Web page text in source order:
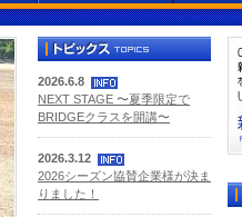
2026.6.8
NEXT STAGE 〜夏季限定で
BRIDGEクラスを開講〜
2026.3.12
2026シーズン協賛企業様が決ま
りました！